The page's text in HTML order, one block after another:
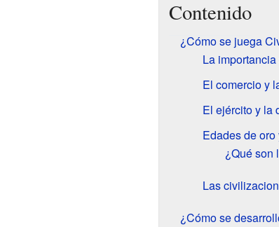
Contenido
¿Cómo se juega
La
El comercio y
El ejército y la
Edades de
¿Qué son
Las
¿Cómo se